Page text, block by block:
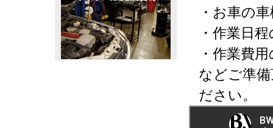
・お車の
・作業日
・作業費
などご準
ださい。